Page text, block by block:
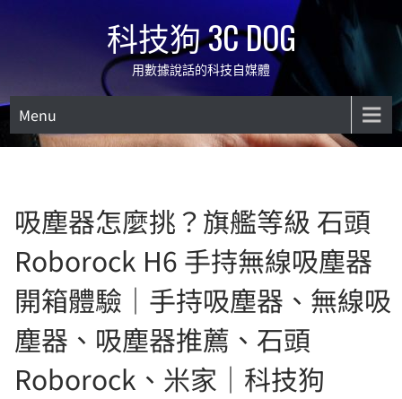
科技狗 3C DOG
用數據說話的科技自媒體
Menu
吸塵器怎麼挑？旗艦等級 石頭
Roborock H6 手持無線吸塵器
開箱體驗｜手持吸塵器、無線吸
塵器、吸塵器推薦、石頭
Roborock、米家｜科技狗